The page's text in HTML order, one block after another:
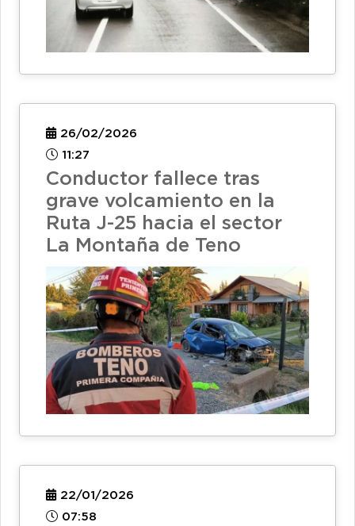
26/02/2026
11:27
Conductor fallece tras
grave volcamiento en la
Ruta J-25 hacia el sector
La Montaña de Teno
22/01/2026
07:58